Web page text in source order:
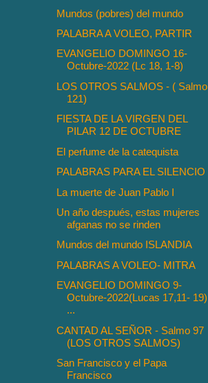
Mundos (pobres) del mundo
PALABRA A VOLEO, PARTIR
EVANGELIO DOMINGO 16-
Octubre-2022 (Lc 18, 1-8)
LOS OTROS SALMOS - ( Salmo
121)
FIESTA DE LA VIRGEN DEL
PILAR 12 DE OCTUBRE
El perfume de la catequista
PALABRAS PARA EL SILENCIO
La muerte de Juan Pablo I
Un año después, estas mujeres
afganas no se rinden
Mundos del mundo ISLANDIA
PALABRAS A VOLEO- MITRA
EVANGELIO DOMINGO 9-
Octubre-2022(Lucas 17,11- 19)
...
CANTAD AL SEÑOR - Salmo 97
(LOS OTROS SALMOS)
San Francisco y el Papa
Francisco